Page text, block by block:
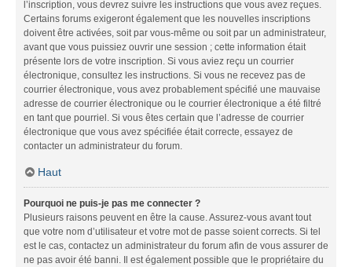
l’inscription, vous devrez suivre les instructions que vous avez reçues.
Certains forums exigeront également que les nouvelles inscriptions
doivent être activées, soit par vous-même ou soit par un administrateur,
avant que vous puissiez ouvrir une session ; cette information était
présente lors de votre inscription. Si vous aviez reçu un courrier
électronique, consultez les instructions. Si vous ne recevez pas de
courrier électronique, vous avez probablement spécifié une mauvaise
adresse de courrier électronique ou le courrier électronique a été filtré
en tant que pourriel. Si vous êtes certain que l’adresse de courrier
électronique que vous avez spécifiée était correcte, essayez de
contacter un administrateur du forum.
Haut
Pourquoi ne puis-je pas me connecter ?
Plusieurs raisons peuvent en être la cause. Assurez-vous avant tout
que votre nom d’utilisateur et votre mot de passe soient corrects. Si tel
est le cas, contactez un administrateur du forum afin de vous assurer de
ne pas avoir été banni. Il est également possible que le propriétaire du